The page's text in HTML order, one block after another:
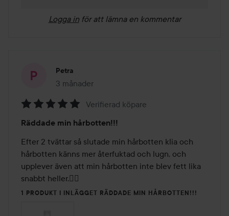
Logga in för att lämna en kommentar
Petra
3 månader
Inlägget skapades 3 månader
5
av
5
Verifierad köpare
Räddade min hårbotten!!!
Efter 2 tvättar så slutade min hårbotten klia och
hårbotten känns mer återfuktad och lugn, och
upplever även att min hårbotten inte blev fett lika
snabbt heller.💆‍♀️
1 PRODUKT I INLÄGGET RÄDDADE MIN HÅRBOTTEN!!!